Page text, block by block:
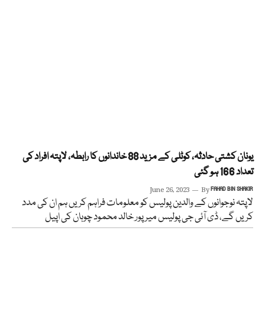
یونان کشتی حادثہ، کوٹلی کے مزید 88 خاندانوں کا رابطہ، لاپتہ افراد کی
تعداد 166 ہو گئی
June 26, 2023 ByFAHAD BIN SHAKIR
لاپتہ نوجوانوں کے والدین پولیس کو معلومات فراہم کریں ہم ان کی مدد
کریں گے، ڈی آئی جی پولیس میر پور خالد محمود چوہان کی اپیل